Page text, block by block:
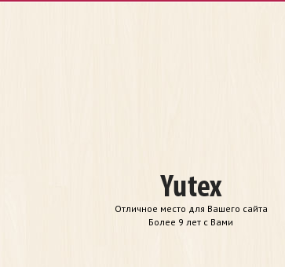
Отличное место для Вашего сайта
Более 9 лет с Вами